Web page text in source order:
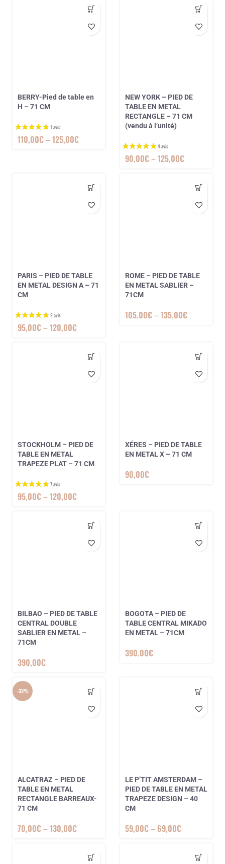
3 avis
BERRY-Pied de table en
H – 71 CM
110,00€–125,00€
NEW YORK – PIED DE
TABLE EN METAL
RECTANGLE – 71 CM
(vendu à l’unité)
90,00€–125,00€
PARIS – PIED DE TABLE
EN METAL DESIGN A – 71
CM
95,00€–120,00€
ROME – PIED DE TABLE
EN METAL SABLIER –
71CM
105,00€–135,00€
STOCKHOLM – PIED DE
TABLE EN METAL
TRAPEZE PLAT – 71 CM
95,00€–120,00€
XÉRES – PIED DE TABLE
EN METAL X – 71 CM
90,00€
BILBAO – PIED DE TABLE
CENTRAL DOUBLE
SABLIER EN METAL –
71CM
390,00€
BOGOTA – PIED DE
TABLE CENTRAL MIKADO
EN METAL – 71CM
390,00€
-33%
ALCATRAZ – PIED DE
TABLE EN METAL
RECTANGLE BARREAUX-
71 CM
70,00€–130,00€
LE P’TIT AMSTERDAM –
PIED DE TABLE EN METAL
TRAPEZE DESIGN – 40
CM
59,00€– 69,00€